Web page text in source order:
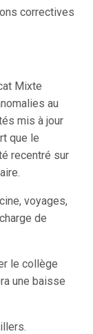
correctives
Mixte
au
mis à jour
que le
recentré sur
voyages,
de
le collège
une baisse